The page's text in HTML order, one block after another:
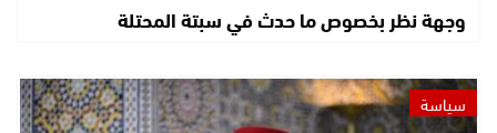
وجهة نظر بخصوص ما حدث في سبتة المحتلة
سياسة